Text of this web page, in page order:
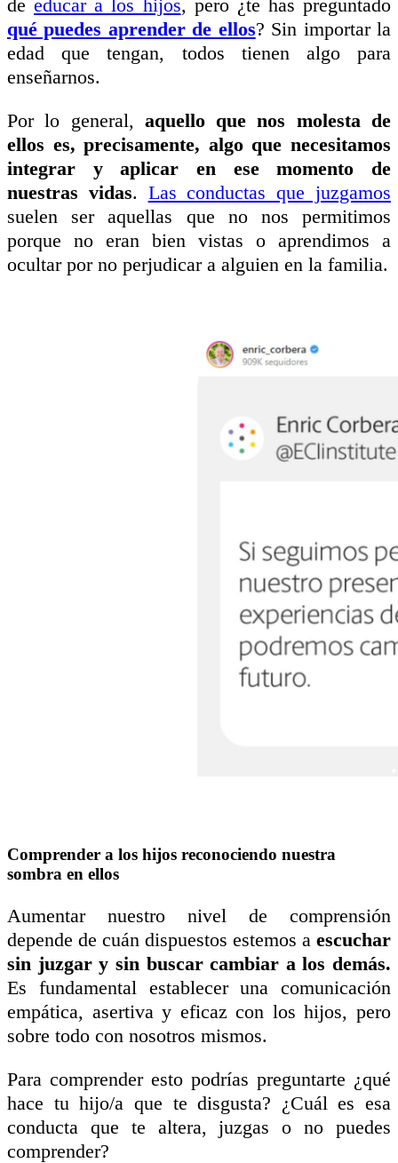
deeducar a los hijos, pero ¿te has preguntado
qué puedes aprender de ellos? Sin importar la
edad que tengan, todos tienen algo para
enseñarnos.
Por lo general, aquello que nos molesta de
ellos es, precisamente, algo que necesitamos
integrar y aplicar en ese momento de
nuestras vidas. Las conductas que juzgamos
suelen ser aquellas que no nos permitimos
porque no eran bien vistas o aprendimos a
ocultar por no perjudicar a alguien en la familia.
Comprender a los hijos reconociendo nuestra
sombra en ellos
Aumentar nuestro nivel de comprensión
depende de cuán dispuestos estemos a escuchar
sin juzgar y sin buscar cambiar a los demás.
Es fundamental establecer una comunicación
empática, asertiva y eficaz con los hijos, pero
sobre todo con nosotros mismos.
Para comprender esto podrías preguntarte ¿qué
hace tu hijo/a que te disgusta? ¿Cuál es esa
conducta que te altera, juzgas o no puedes
comprender?